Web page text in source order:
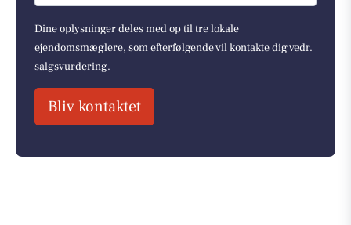
Dine oplysninger deles med op til tre lokale
ejendomsmæglere, som efterfølgende vil kontakte dig vedr.
salgsvurdering.
Bliv kontaktet